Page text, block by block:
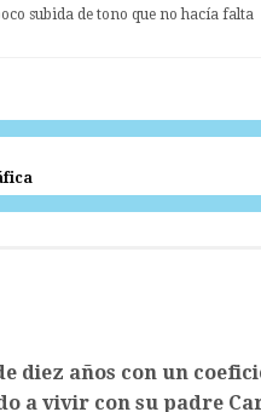
subida de tono que no hacía falta
diez años con un
a vivir con su padre